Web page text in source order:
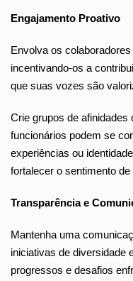
Engajamento Proativo
Envolva os
incentivando-os a
que suas vozes são
Crie grupos de afinidades
funcionários podem se
experiências ou
fortalecer o sentimento
Transparência e
Mantenha uma
iniciativas de diversidade
progressos e desafios